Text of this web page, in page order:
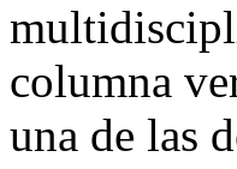
columna
una de las